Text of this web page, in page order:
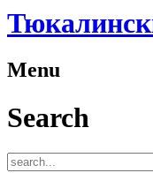
Menu
Search